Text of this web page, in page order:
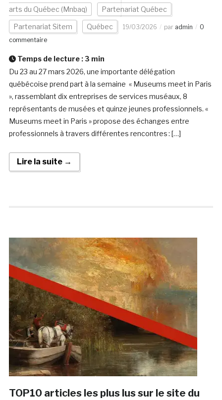
arts du Québec (Mnbaq) Partenariat Québec
Partenariat Sitem Québec 19/03/2026 par admin
0
commentaire
Temps de lecture : 3 min
Du 23 au 27 mars 2026, une importante délégation
québécoise prend part à la semaine « Museums meet in Paris
», rassemblant dix entreprises de services muséaux, 8
représentants de musées et quinze jeunes professionnels. «
Museums meet in Paris » propose des échanges entre
professionnels à travers différentes rencontres : […]
Lire la suite →
TOP10 articles les plus lus sur le site du